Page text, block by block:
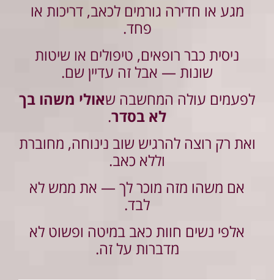
מגע או חדירה גורמים לכאב, דריכות או
פחד.
ניסית כבר רופאים, טיפולים או שיטות
שונות — אבל זה עדיין שם.
לפעמים עולה המחשבה שאולי משהו בך
לא בסדר.
ואת רק רוצה להרגיש שוב נינוחה, מחוברת
וללא כאב.
אם משהו מזה מוכר לך — את ממש לא
לבד.
אלפי נשים חוות כאב במיטה ופשוט לא
מדברות על זה.